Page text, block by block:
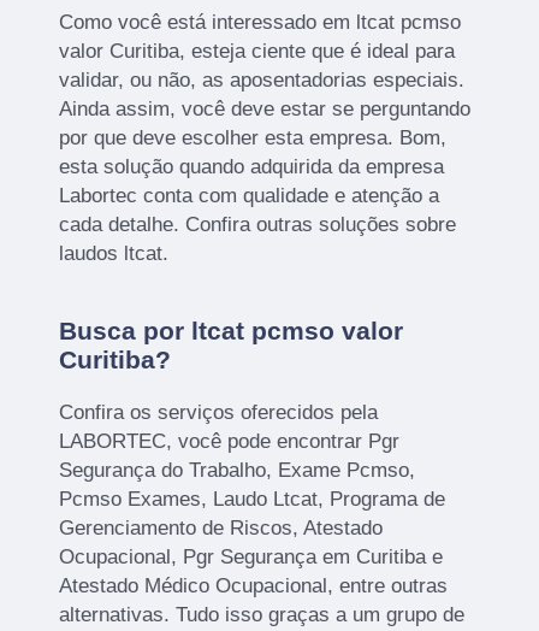
Como você está interessado em ltcat pcmso
valor Curitiba, esteja ciente que é ideal para
validar, ou não, as aposentadorias especiais.
Ainda assim, você deve estar se perguntando
por que deve escolher esta empresa. Bom,
esta solução quando adquirida da empresa
Labortec conta com qualidade e atenção a
cada detalhe. Confira outras soluções sobre
laudos ltcat.
Busca por ltcat pcmso valor
Curitiba?
Confira os serviços oferecidos pela
LABORTEC, você pode encontrar Pgr
Segurança do Trabalho, Exame Pcmso,
Pcmso Exames, Laudo Ltcat, Programa de
Gerenciamento de Riscos, Atestado
Ocupacional, Pgr Segurança em Curitiba e
Atestado Médico Ocupacional, entre outras
alternativas. Tudo isso graças a um grupo de